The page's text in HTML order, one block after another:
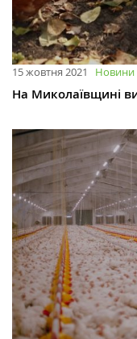
15 жовтня 2021 Новини
На Миколаївщині